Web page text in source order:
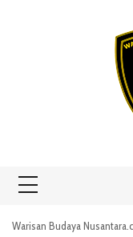
Warisan Budaya